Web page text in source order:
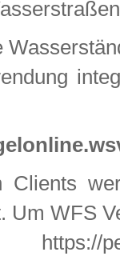
Clients
Um WFS